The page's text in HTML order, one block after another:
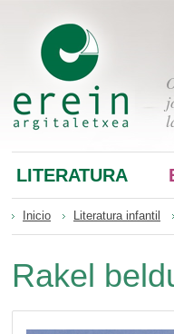
LITERATURA
Inicio Literatura infantil
Rakel